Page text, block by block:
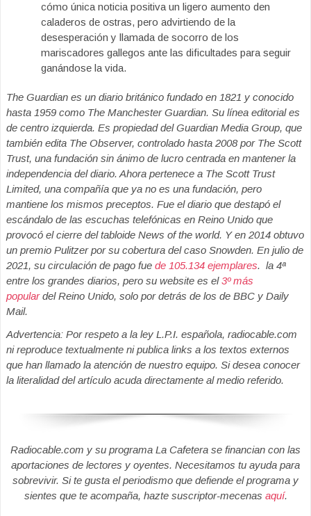
cómo única noticia positiva un ligero aumento den
caladeros de ostras, pero advirtiendo de la
desesperación y llamada de socorro de los
mariscadores gallegos ante las dificultades para seguir
ganándose la vida.
The Guardian es un diario británico fundado en 1821 y conocido
hasta 1959 como The Manchester Guardian. Su línea editorial es
de centro izquierda. Es propiedad del Guardian Media Group, que
también edita The Observer, controlado hasta 2008 por The Scott
Trust, una fundación sin ánimo de lucro centrada en mantener la
independencia del diario. Ahora pertenece a The Scott Trust
Limited, una compañía que ya no es una fundación, pero
mantiene los mismos preceptos. Fue el diario que destapó el
escándalo de las escuchas telefónicas en Reino Unido que
provocó el cierre del tabloide News of the world. Y en 2014 obtuvo
un premio Pulitzer por su cobertura del caso Snowden. En julio de
2021, su circulación de pago fue de 105.134 ejemplares. la 4ª
entre los grandes diarios, pero su website es el3º más
populardel Reino Unido, solo por detrás de los de BBC y Daily
Mail.
Advertencia: Por respeto a la ley L.P.I. española, radiocable.com
ni reproduce textualmente ni publica links a los textos externos
que han llamado la atención de nuestro equipo. Si desea conocer
la literalidad del artículo acuda directamente al medio referido.
Radiocable.com y su programa La Cafetera se financian con las
aportaciones de lectores y oyentes. Necesitamos tu ayuda para
sobrevivir. Si te gusta el periodismo que defiende el programa y
sientes que te acompaña, hazte suscriptor-mecenas aquí.